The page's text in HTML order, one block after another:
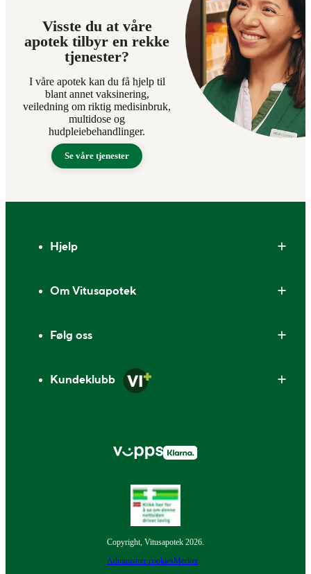
Visste du at våre
apotek tilbyr en rekke
tjenester?
I våre apotek kan du få hjelp til
blant annet vaksinering,
veiledning om riktig medisinbruk,
multidose og
hudpleiebehandlinger.
Se våre tjenester
Hjelp
Om Vitusapotek
Følg oss
Kundeklubb
Copyright, Vitusapotek 2026.
Administrer cookiesMerker